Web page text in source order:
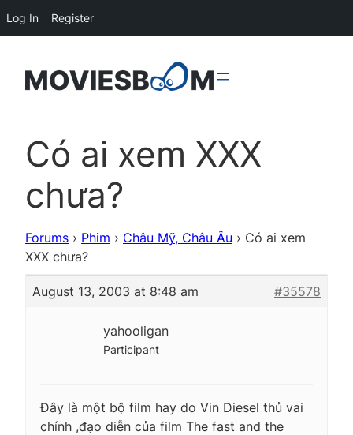
Có ai xem XXX
chưa?
Forums › Phim › Châu Mỹ, Châu Âu › Có ai xem
XXX chưa?
August 13, 2003 at 8:48 am #35578
yahooligan
Participant
Đây là một bộ film hay do Vin Diesel thủ vai
chính ,đạo diễn của film The fast and the
Log In Register